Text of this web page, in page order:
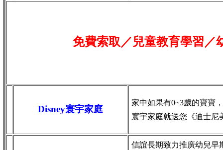
免費索取／兒童教育學習／
Disney寰宇家庭
家中如果有0~3歲的寶寶
寰宇家庭就送您《迪士尼
信誼長期致力推廣幼兒早